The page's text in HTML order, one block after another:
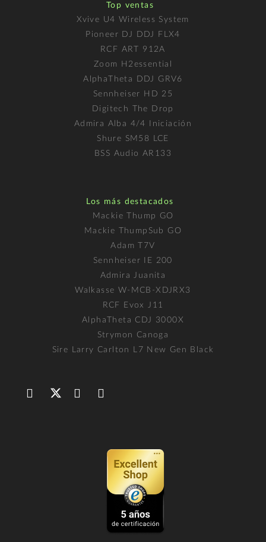
Top ventas
Xvive U4 Wireless System
Pioneer DJ DDJ FLX4
RCF ART 912A
Zoom H2essential
AlphaTheta DDJ GRV6
Sennheiser HD 25
Digitech The Drop
Admira Alba 4/4 Iniciación
Shure SM58 LCE
BSS Audio AR133
Los más destacados
Mackie Thump GO
Mackie ThumpSub GO
Adam T7V
Sennheiser IE 200
Admira Juanita
Walkasse W-MCB-XDJRX3
RCF Evox J11
AlphaTheta CDJ 3000X
Strymon Canoga
Sire Larry Carlton L7 New Gen Black